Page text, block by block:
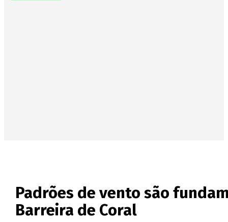
Padrões de vento são
Barreira de Coral